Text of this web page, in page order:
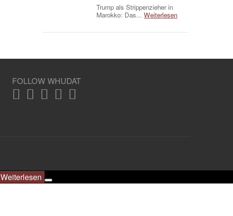
Trump als Strippenzieher in
Marokko: Das... Weiterlesen
FOLLOW WHUDAT
Weiterlesen